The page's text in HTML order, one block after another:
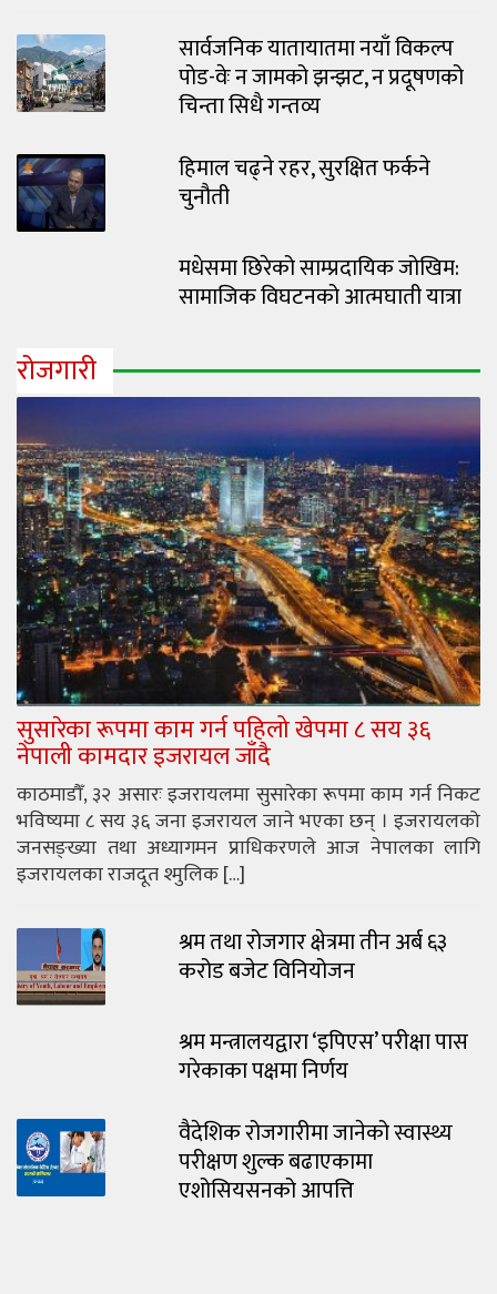
सार्वजनिक यातायातमा नयाँ विकल्प
पोड-वेः न जामको झन्झट, न प्रदूषणको
चिन्ता सिधै गन्तव्य
हिमाल चढ्ने रहर, सुरक्षित फर्कने
चुनौती
मधेसमा छिरेको साम्प्रदायिक जोखिम:
सामाजिक विघटनको आत्मघाती यात्रा
रोजगारी
सुसारेका रूपमा काम गर्न पहिलो खेपमा ८ सय ३६
नेपाली कामदार इजरायल जाँदै
काठमाडौँ, ३२ असारः इजरायलमा सुसारेका रूपमा काम गर्न निकट
भविष्यमा ८ सय ३६ जना इजरायल जाने भएका छन् । इजरायलको
जनसङ्ख्या तथा अध्यागमन प्राधिकरणले आज नेपालका लागि
इजरायलका राजदूत श्मुलिक […]
श्रम तथा रोजगार क्षेत्रमा तीन अर्ब ६३
करोड बजेट विनियोजन
श्रम मन्त्रालयद्वारा ‘इपिएस’ परीक्षा पास
गरेकाका पक्षमा निर्णय
वैदेशिक रोजगारीमा जानेको स्वास्थ्य
परीक्षण शुल्क बढाएकामा
एशोसियसनको आपत्ति